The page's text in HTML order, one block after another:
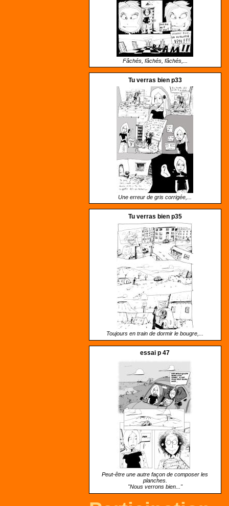
Fâchés, fâchés, fâchés,...
Tu verras bien p33
Une erreur de gris corrigée,...
Tu verras bien p35
Toujours en train de dormir le bougre,...
essai p 47
Peut-être une autre façon de composer les
planches.
"Nous verrons bien..."